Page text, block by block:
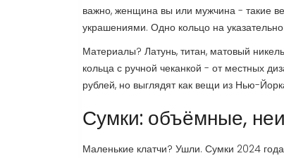
важно, женщина вы или мужчина - такие
украшениями. Одно кольцо на
Материалы? Латунь, титан, матовый
кольца с ручной чеканкой - от местных
рублей, но выглядят как вещи из Нью-
Сумки: объёмные,
Маленькие клатчи? Ушли. Сумки 2024